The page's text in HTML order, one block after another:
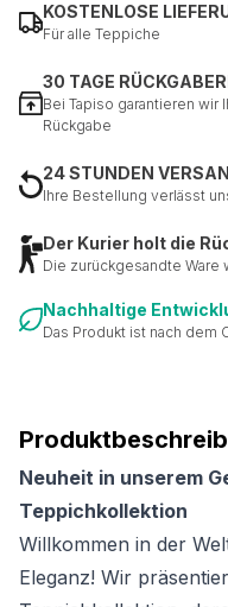
Neuheit in unserem
Teppichkollektion
Willkommen in der
Eleganz! Wir
KOSTENLOSE
Für alle Teppiche
30 TAGE
Bei Tapiso garantieren
Rückgabe
24 STUNDEN
Ihre Bestellung verlässt
Der Kurier holt die
Die zurückgesandte Ware
Nachhaltige
Das Produkt ist nach dem